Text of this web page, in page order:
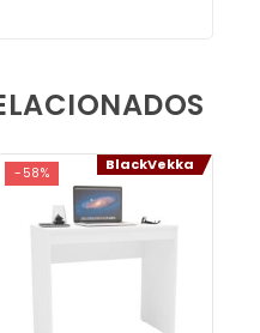
-58% BlackVekka